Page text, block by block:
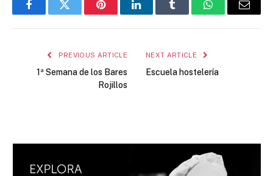
FacebookTwitter PinterestLinkedInTumblr WhatsAppEmail
PREVIOUS ARTICLE
1ª Semana de los Bares
Rojillos
NEXT ARTICLE
Escuela hostelería